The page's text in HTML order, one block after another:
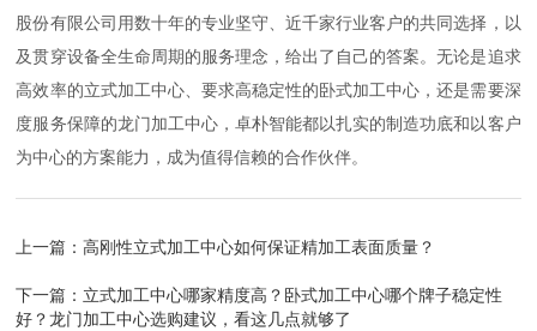
股份有限公司用数十年的专业坚守、近千家行业客户的共同选择，以
及贯穿设备全生命周期的服务理念，给出了自己的答案。无论是追求
高效率的立式加工中心、要求高稳定性的卧式加工中心，还是需要深
度服务保障的龙门加工中心，卓朴智能都以扎实的制造功底和以客户
为中心的方案能力，成为值得信赖的合作伙伴。
上一篇：高刚性立式加工中心如何保证精加工表面质量？
下一篇： 立式加工中心哪家精度高？卧式加工中心哪个牌子稳定性
好？龙门加工中心选购建议，看这几点就够了